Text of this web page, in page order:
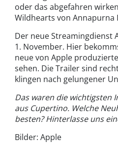
oder das abgefahren
Wildhearts von Annapurna
Der neue Streamingdienst
1. November. Hier
neue von Apple
sehen. Die Trailer sind
klingen nach gelungener
Das waren die wichtigsten
aus Cupertino. Welche
besten? Hinterlasse uns
Bilder: Apple